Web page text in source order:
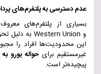
عدم دسترسی به پلتفرم‌های
بسیاری از پلتفرم‌های
و Western Unionبه دلیل
این محدودیت‌ها افراد را
غیرمستقیم برایحواله یورو به
پیچیده‌تر است.